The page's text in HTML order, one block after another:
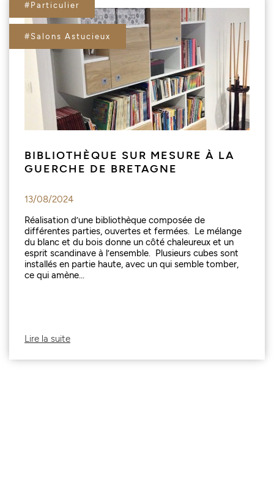
#Particulier
#Salons Astucieux
BIBLIOTHÈQUE SUR MESURE À LA
GUERCHE DE BRETAGNE
13/08/2024
Réalisation d’une bibliothèque composée de
différentes parties, ouvertes et fermées. Le mélange
du blanc et du bois donne un côté chaleureux et un
esprit scandinave à l’ensemble. Plusieurs cubes sont
installés en partie haute, avec un qui semble tomber,
ce qui amène...
Lire la suite